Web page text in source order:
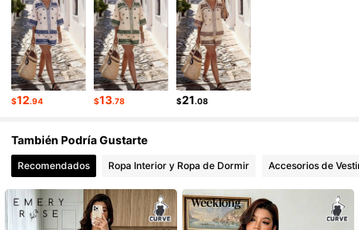
$12.94 $13.78 $21.08
También Podría Gustarte
Recomendados Ropa Interior y Ropa de Dormir Accesorios de